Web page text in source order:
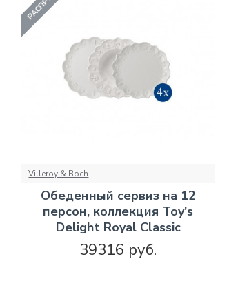
Villeroy & Boch
Обеденный сервиз на 12
персон, коллекция Toy's
Delight Royal Classic
39316 руб.